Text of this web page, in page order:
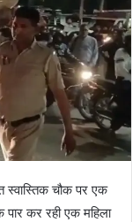
स्वास्तिक चौक पर एक
कर रही एक महिला